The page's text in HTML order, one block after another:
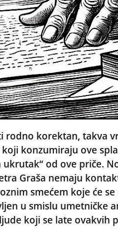
korektan, takva
konzumiraju ove
od ove priče.
Graša nemaju
smećem koje će
u smislu umetničke
koji se late ovakvih